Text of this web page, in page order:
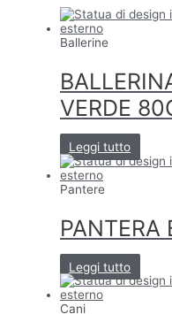
Ballerine
VERDE
Leggi tutto
Pantere
PANTERA
Leggi tutto
Cani